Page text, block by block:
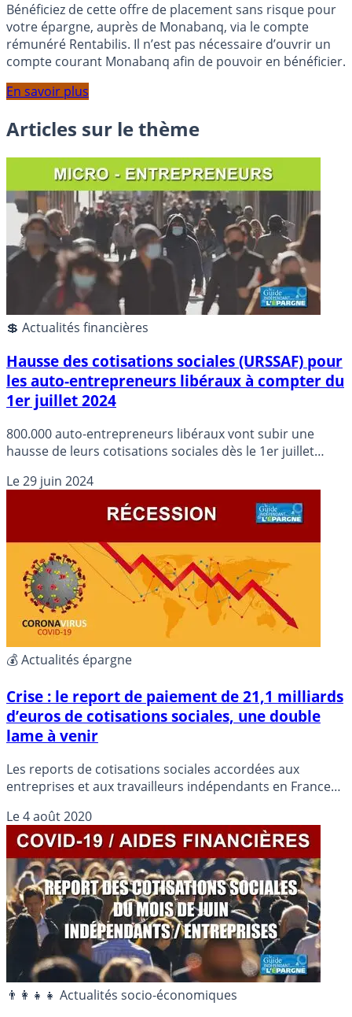
Bénéficiez de cette offre de placement sans risque pour
votre épargne, auprès de Monabanq, via le compte
rémunéré Rentabilis. Il n’est pas nécessaire d’ouvrir un
compte courant Monabanq afin de pouvoir en bénéficier.
En savoir plus
Articles sur le thème
💲 Actualités financières
Hausse des cotisations sociales (URSSAF) pour
les auto-entrepreneurs libéraux à compter du
1er juillet 2024
800.000 auto-entrepreneurs libéraux vont subir une
hausse de leurs cotisations sociales dès le 1er juillet
Le29 juin 2024
💰 Actualités épargne
Crise : le report de paiement de 21,1 milliards
d’euros de cotisations sociales, une double
lame à venir
Les reports de cotisations sociales accordées aux
entreprises et aux travailleurs indépendants en France
milliards d’euros, a rapporté mardi l’Urssaf. Des charges
qu’il faudra bien payer un jour...
Le4 août 2020
👨‍👩‍👧‍👧 Actualités socio-économiques